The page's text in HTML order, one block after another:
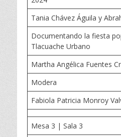
Tania Chávez Águila y
Documentando la fiesta
Tlacuache Urbano
Martha Angélica Fuentes
Modera
Fabiola Patricia Monroy
Mesa 3 | Sala 3